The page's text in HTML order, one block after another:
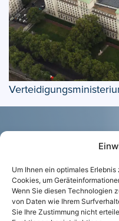
Um Ihnen ein optimales
Cookies, um
Wenn Sie diesen Technologien
von Daten wie Ihrem
Sie Ihre Zustimmung nicht
Sie uns
für ein